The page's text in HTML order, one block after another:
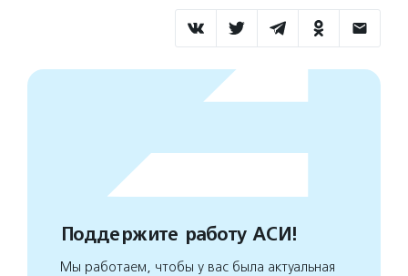
Поддержите работу АСИ!
Мы работаем, чтобы у вас была актуальная